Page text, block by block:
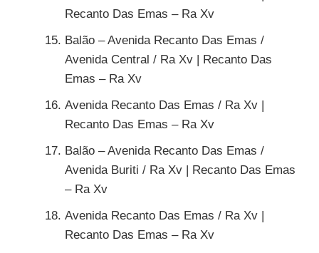
Recanto Das Emas – Ra Xv
Balão – Avenida Recanto Das Emas /
Avenida Central / Ra Xv | Recanto Das
Emas – Ra Xv
Avenida Recanto Das Emas / Ra Xv |
Recanto Das Emas – Ra Xv
Balão – Avenida Recanto Das Emas /
Avenida Buriti / Ra Xv | Recanto Das Emas
– Ra Xv
Avenida Recanto Das Emas / Ra Xv |
Recanto Das Emas – Ra Xv